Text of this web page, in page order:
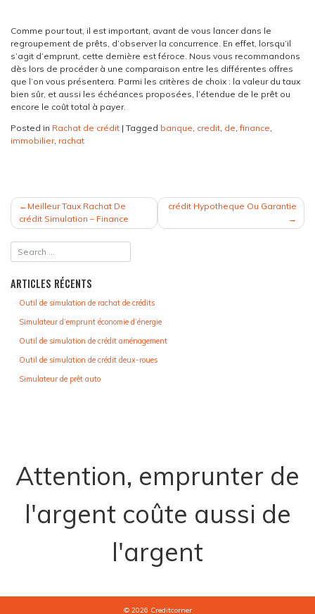
Comme pour tout, il est important, avant de vous lancer dans le
regroupement de prêts, d’observer la concurrence. En effet, lorsqu’il
s’agit d’emprunt, cette dernière est féroce. Nous vous recommandons
dès lors de procéder à une comparaison entre les différentes offres
que l’on vous présentera. Parmi les critères de choix : la valeur du taux
bien sûr, et aussi les échéances proposées, l’étendue de le prêt ou
encore le coût total à payer.
Posted in Rachat de crédit | Tagged banque, credit, de,finance,
immobilier, rachat
NAVIGATION
DE
L’ARTICLE
Meilleur Taux Rachat De
crédit Simulation – Finance
crédit Hypotheque Ou Garantie
ARTICLES RÉCENTS
Outil de simulation de rachat de crédits
Simulateur d’emprunt économie d’énergie
Outil de simulation de crédit aménagement
Outil de simulation de crédit deux-roues
Simulateur de prêt auto
Attention, emprunter de
l'argent coûte aussi de
l'argent
© 2026 Creditcorner